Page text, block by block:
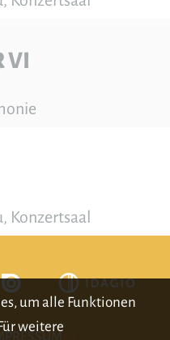
VI
Konzertsaal
um alle Funktionen
weitere